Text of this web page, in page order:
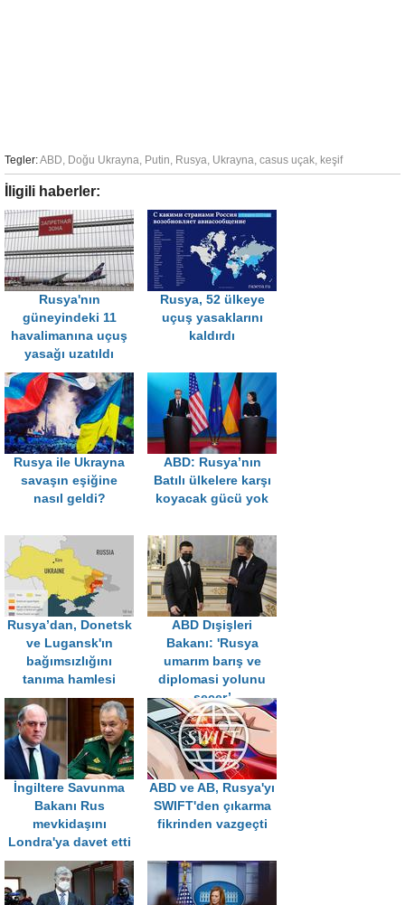
Tegler:ABD, Doğu Ukrayna, Putin, Rusya, Ukrayna, casus uçak, keşif
İligili haberler:
Rusya'nın
güneyindeki 11
havalimanına uçuş
yasağı uzatıldı
Rusya, 52 ülkeye
uçuş yasaklarını
kaldırdı
Rusya ile Ukrayna
savaşın eşiğine
nasıl geldi?
ABD: Rusya’nın
Batılı ülkelere karşı
koyacak gücü yok
Rusya’dan, Donetsk
ve Lugansk'ın
bağımsızlığını
tanıma hamlesi
ABD Dışişleri
Bakanı: 'Rusya
umarım barış ve
diplomasi yolunu
seçer’
İngiltere Savunma
Bakanı Rus
mevkidaşını
Londra'ya davet etti
ABD ve AB, Rusya'yı
SWIFT'den çıkarma
fikrinden vazgeçti